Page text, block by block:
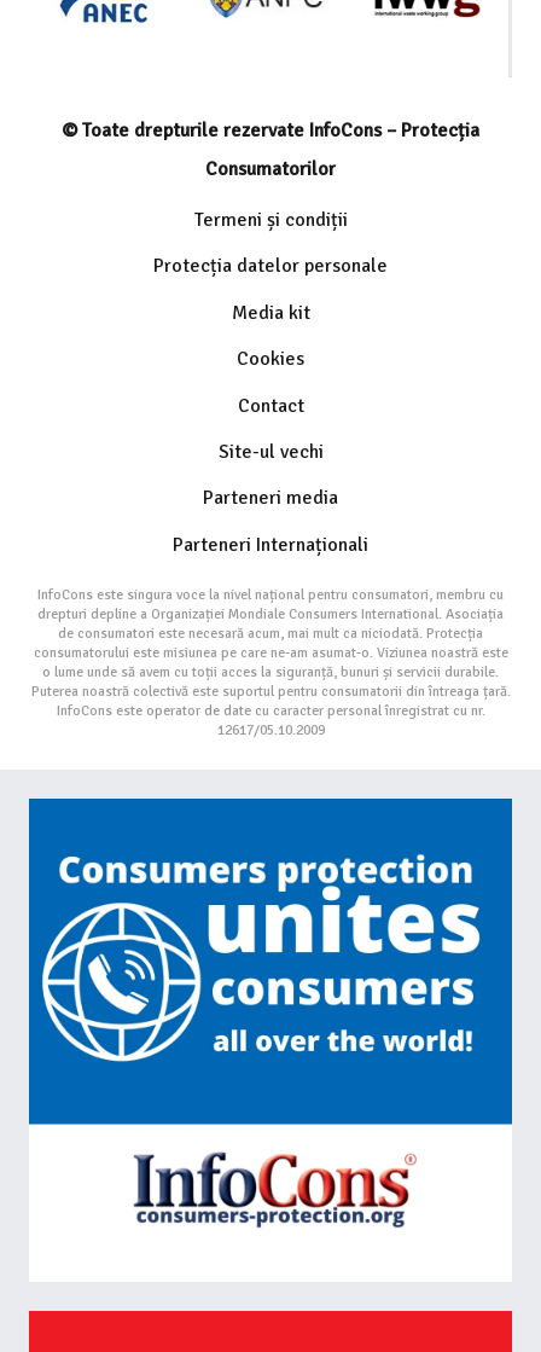
© Toate drepturile rezervate InfoCons – Protecția
Consumatorilor
Termeni și condiții
Protecția datelor personale
Media kit
Cookies
Contact
Site-ul vechi
Parteneri media
Parteneri Internaționali
InfoCons este singura voce la nivel național pentru consumatori, membru cu
drepturi depline a Organizației Mondiale Consumers International. Asociația
de consumatori este necesară acum, mai mult ca niciodată. Protecția
consumatorului este misiunea pe care ne-am asumat-o. Viziunea noastră este
o lume unde să avem cu toții acces la siguranță, bunuri și servicii durabile.
Puterea noastră colectivă este suportul pentru consumatorii din întreaga țară.
InfoCons este operator de date cu caracter personal înregistrat cu nr.
12617/05.10.2009